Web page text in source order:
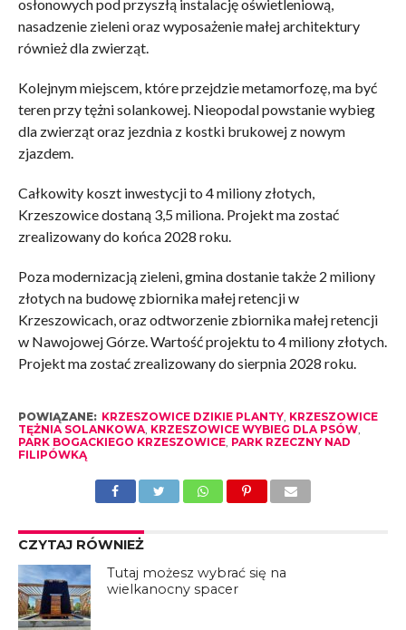
osłonowych pod przyszłą instalację oświetleniową,
nasadzenie zieleni oraz wyposażenie małej architektury
również dla zwierząt.
Kolejnym miejscem, które przejdzie metamorfozę, ma być
teren przy tężni solankowej. Nieopodal powstanie wybieg
dla zwierząt oraz jezdnia z kostki brukowej z nowym
zjazdem.
Całkowity koszt inwestycji to 4 miliony złotych,
Krzeszowice dostaną 3,5 miliona. Projekt ma zostać
zrealizowany do końca 2028 roku.
Poza modernizacją zieleni, gmina dostanie także 2 miliony
złotych na budowę zbiornika małej retencji w
Krzeszowicach, oraz odtworzenie zbiornika małej retencji
w Nawojowej Górze. Wartość projektu to 4 miliony złotych.
Projekt ma zostać zrealizowany do sierpnia 2028 roku.
POWIĄZANE: KRZESZOWICE DZIKIE PLANTY, KRZESZOWICE
TĘŻNIA SOLANKOWA, KRZESZOWICE WYBIEG DLA PSÓW,
PARK BOGACKIEGO KRZESZOWICE, PARK RZECZNY NAD
FILIPÓWKĄ
CZYTAJ RÓWNIEŻ
Tutaj możesz wybrać się na
wielkanocny spacer